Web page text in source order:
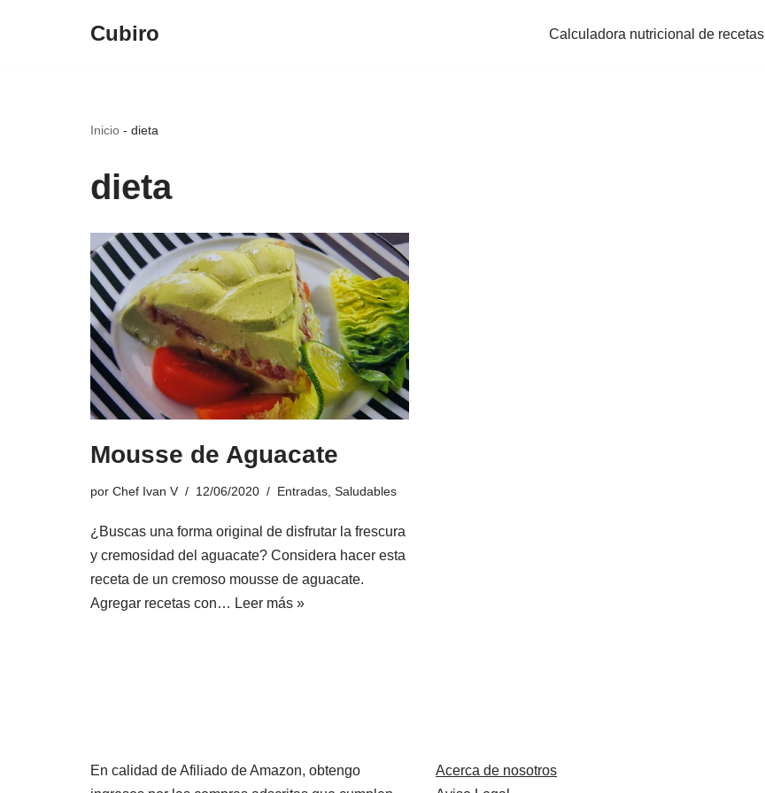
Cubiro Calculadora nutricional de recetas
Inicio - dieta
dieta
Mousse de Aguacate
por Chef Ivan V 12/06/2020 Entradas Saludables
¿Buscas una forma original de disfrutar la frescura
y cremosidad del aguacate? Considera hacer esta
receta de un cremoso mousse de aguacate.
Agregar recetas con… Leer más »
En calidad de Afiliado de Amazon, obtengo
Acerca de nosotros